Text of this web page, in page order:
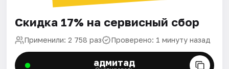
Скидка 17% на сервисный сбор
Применили: 2 758 раз Проверено: 1 минуту назад
адмитад